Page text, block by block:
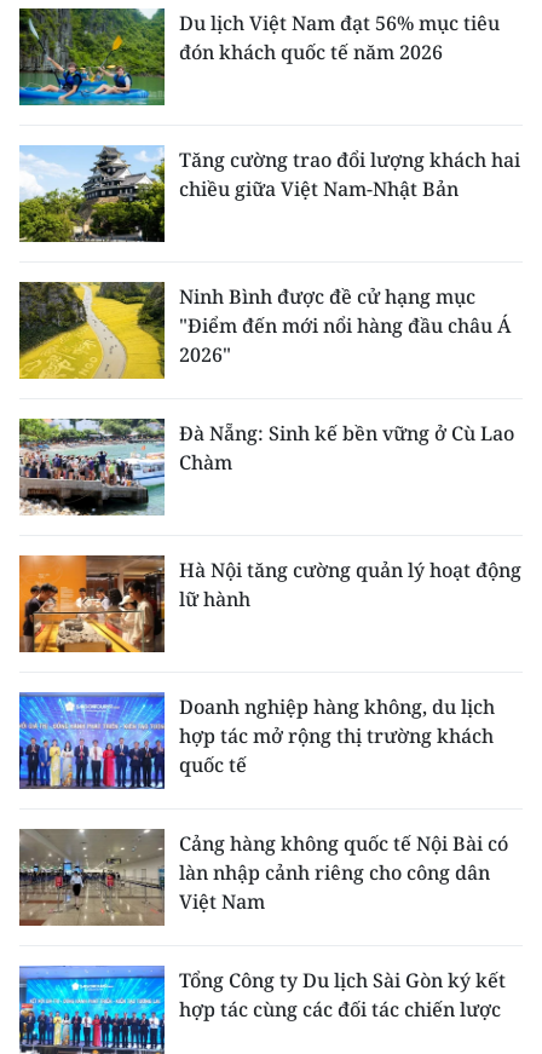
Du lịch Việt Nam đạt 56% mục tiêu
đón khách quốc tế năm 2026
Tăng cường trao đổi lượng khách hai
chiều giữa Việt Nam-Nhật Bản
Ninh Bình được đề cử hạng mục
"Điểm đến mới nổi hàng đầu châu Á
2026"
Đà Nẵng: Sinh kế bền vững ở Cù Lao
Chàm
Hà Nội tăng cường quản lý hoạt động
lữ hành
Doanh nghiệp hàng không, du lịch
hợp tác mở rộng thị trường khách
quốc tế
Cảng hàng không quốc tế Nội Bài có
làn nhập cảnh riêng cho công dân
Việt Nam
Tổng Công ty Du lịch Sài Gòn ký kết
hợp tác cùng các đối tác chiến lược